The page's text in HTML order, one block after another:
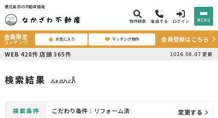
鹿児島市の不動産情報
物件検索 電話する ログイン MENU
会員限定
コンテンツ お気に入り マッチング物件
会員登録はこちら
WEB 428件 店頭365件 2026.08.07 更新
検索結果 search
検索条件 こだわり条件： リフォーム済 変更する